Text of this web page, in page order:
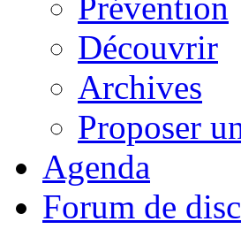
Découvrir
Archives
Proposer
Agenda
Forum de